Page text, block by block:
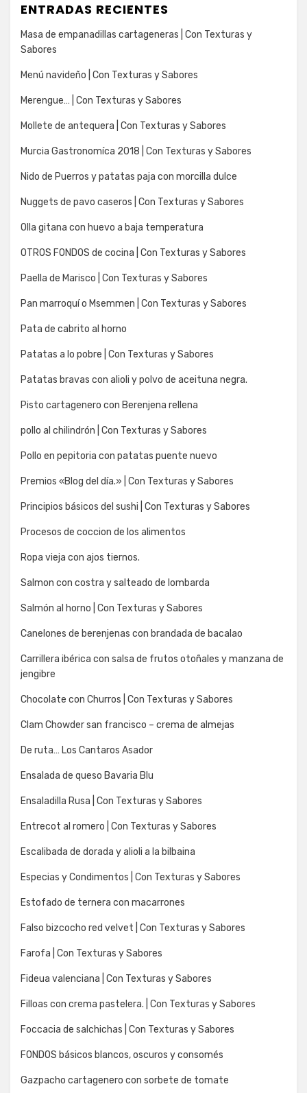
ENTRADAS RECIENTES
Masa de empanadillas cartageneras | Con Texturas y
Sabores
Menú navideño | Con Texturas y Sabores
Merengue… | Con Texturas y Sabores
Mollete de antequera | Con Texturas y Sabores
Murcia Gastronomíca 2018 | Con Texturas y Sabores
Nido de Puerros y patatas paja con morcilla dulce
Nuggets de pavo caseros | Con Texturas y Sabores
Olla gitana con huevo a baja temperatura
OTROS FONDOS de cocina | Con Texturas y Sabores
Paella de Marisco | Con Texturas y Sabores
Pan marroquí o Msemmen | Con Texturas y Sabores
Pata de cabrito al horno
Patatas a lo pobre | Con Texturas y Sabores
Patatas bravas con alioli y polvo de aceituna negra.
Pisto cartagenero con Berenjena rellena
pollo al chilindrón | Con Texturas y Sabores
Pollo en pepitoria con patatas puente nuevo
Premios «Blog del día.» | Con Texturas y Sabores
Principios básicos del sushi | Con Texturas y Sabores
Procesos de coccion de los alimentos
Ropa vieja con ajos tiernos.
Salmon con costra y salteado de lombarda
Salmón al horno | Con Texturas y Sabores
Canelones de berenjenas con brandada de bacalao
Carrillera ibérica con salsa de frutos otoñales y manzana de
jengibre
Chocolate con Churros | Con Texturas y Sabores
Clam Chowder san francisco – crema de almejas
De ruta… Los Cantaros Asador
Ensalada de queso Bavaria Blu
Ensaladilla Rusa | Con Texturas y Sabores
Entrecot al romero | Con Texturas y Sabores
Escalibada de dorada y alioli a la bilbaina
Especias y Condimentos | Con Texturas y Sabores
Estofado de ternera con macarrones
Falso bizcocho red velvet | Con Texturas y Sabores
Farofa | Con Texturas y Sabores
Fideua valenciana | Con Texturas y Sabores
Filloas con crema pastelera. | Con Texturas y Sabores
Foccacia de salchichas | Con Texturas y Sabores
FONDOS básicos blancos, oscuros y consomés
Gazpacho cartagenero con sorbete de tomate